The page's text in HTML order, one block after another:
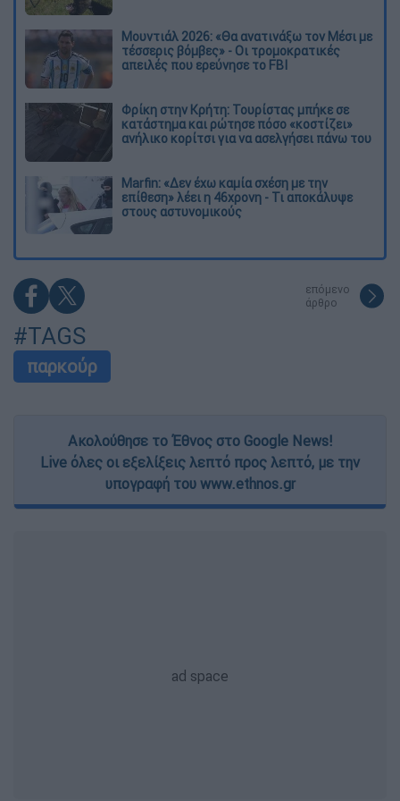
Μουντιάλ 2026: «Θα ανατινάξω τον Μέσι με
τέσσερις βόμβες» - Οι τρομοκρατικές
απειλές που ερεύνησε το FBI
Φρίκη στην Κρήτη: Τουρίστας μπήκε σε
κατάστημα και ρώτησε πόσο «κοστίζει»
ανήλικο κορίτσι για να ασελγήσει πάνω του
Marfin: «Δεν έχω καμία σχέση με την
επίθεση» λέει η 46χρονη - Τι αποκάλυψε
στους αστυνομικούς
επόμενο
άρθρο
#TAGS
παρκούρ
Ακολούθησε το Έθνος στο Google News!
Live όλες οι εξελίξεις λεπτό προς λεπτό, με την
υπογραφή του www.ethnos.gr